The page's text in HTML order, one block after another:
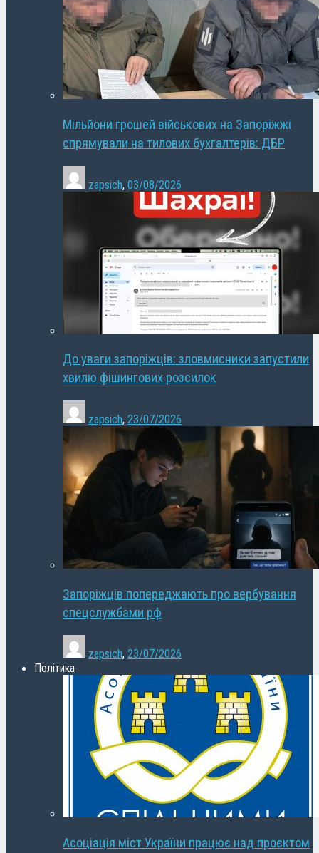
Мільйони грошей військових на Запоріжжі
спрямували на тилових бухгалтерів: ДБР
zapsich, 03/08/2026
До уваги запоріжців: зловмисники запустили
хвилю фішингових розсилок
zapsich, 23/07/2026
Запоріжців попереджають про вербування
спецслужбами рф
zapsich, 23/07/2026
Політика
Асоціація міст України працює над проєктом